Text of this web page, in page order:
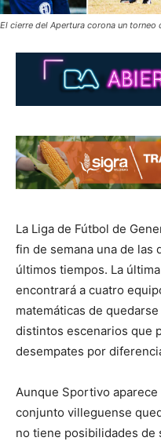
El cierre del Apertura corona un torneo
La Liga de Fútbol de
fin de semana una de las
últimos tiempos. La
encontrará a cuatro
matemáticas de
distintos escenarios que
desempates por
Aunque Sportivo
conjunto villeguense
no tiene posibilidades de